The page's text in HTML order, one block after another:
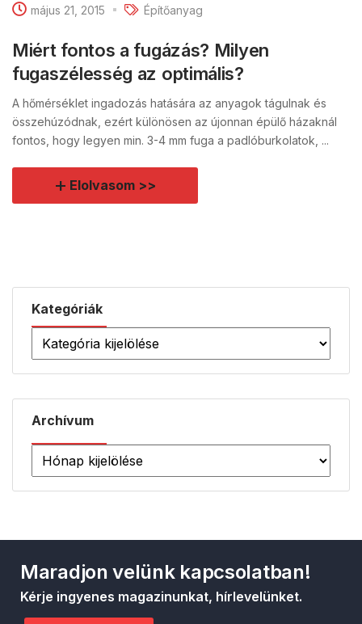
Kategóriák
Archívum
május 21, 2015 Építőanyag
Miért fontos a fugázás? Milyen
fugaszélesség az optimális?
A hőmérséklet ingadozás hatására az anyagok tágulnak és
összehúzódnak, ezért különösen az újonnan épülő házaknál
fontos, hogy legyen min. 3-4 mm fuga a padlóburkolatok, ...
Elolvasom >>
Maradjon velünk kapcsolatban!
Kérje ingyenes magazinunkat, hírlevelünket.